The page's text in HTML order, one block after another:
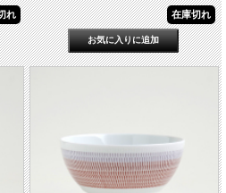
れ 在庫切れ